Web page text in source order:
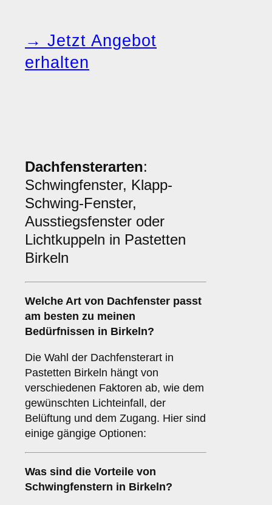
→ Jetzt Angebot
erhalten
Dachfensterarten:
Schwingfenster, Klapp-
Schwing-Fenster,
Ausstiegsfenster oder
Lichtkuppeln in Pastetten
Birkeln
Welche Art von Dachfenster passt
am besten zu meinen
Bedürfnissen in Birkeln?
Die Wahl der Dachfensterart in
Pastetten Birkeln hängt von
verschiedenen Faktoren ab, wie dem
gewünschten Lichteinfall, der
Belüftung und dem Zugang. Hier sind
einige gängige Optionen:
Was sind die Vorteile von
Schwingfenstern in Birkeln?